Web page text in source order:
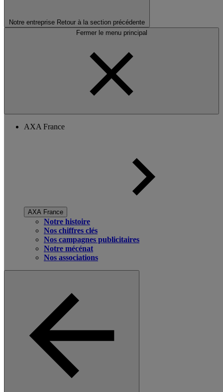
Notre entreprise Retour à la section précédente
Fermer le menu principal
AXA France
AXA France
Notre histoire
Nos chiffres clés
Nos campagnes publicitaires
Notre mécénat
Nos associations